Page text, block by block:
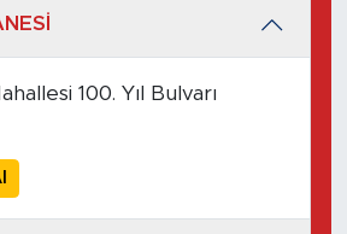
100. Yıl Bulvarı